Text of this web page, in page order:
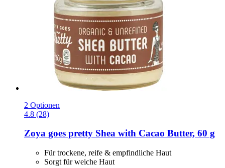
2 Optionen
4.8 (28)
Zoya goes pretty Shea with Cacao Butter, 60 g
Für trockene, reife & empfindliche Haut
Sorgt für weiche Haut